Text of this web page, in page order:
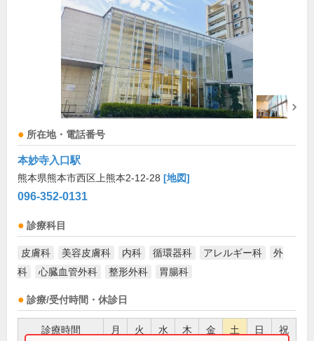
所在地・電話番号
本妙寺入口駅
熊本県熊本市西区上熊本2-12-28 [地図]
096-352-0131
診療科目
皮膚科 美容皮膚科 内科 循環器科 アレルギー科
外
科
心臓血管外科 整形外科 胃腸科
診療/受付時間・休診日
診療時間 月 火 水 木 金 土 日 祝